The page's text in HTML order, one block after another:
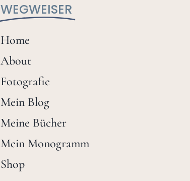
WEGWEISER
Home
About
Fotografie
Mein Blog
Meine Bücher
Mein Monogramm
Shop